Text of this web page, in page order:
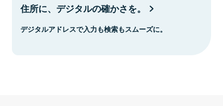
住所に、デジタルの確かさを。
デジタルアドレスで入力も検索もスムーズに。